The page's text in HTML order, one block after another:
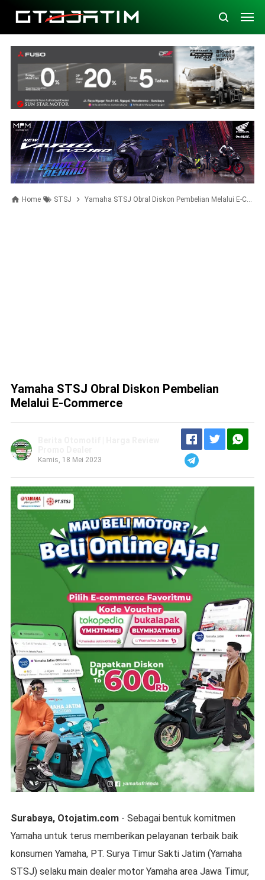
Home STSJ Yamaha STSJ Obral Diskon Pembelian Melalui E-Commerce
Yamaha STSJ Obral Diskon Pembelian
Melalui E-Commerce
Kamis, 18 Mei 2023
Surabaya, Otojatim.com- Sebagai bentuk komitmen
Yamaha untuk terus memberikan pelayanan terbaik baik
konsumen Yamaha, PT. Surya Timur Sakti Jatim (Yamaha
STSJ) selaku main dealer motor Yamaha area Jawa Timur,